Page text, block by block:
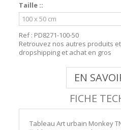
Taille ::
Ref : PD8271-100-50
Retrouvez nos autres produits
dropshipping et achat en gros
EN
FICHE
Tableau Art urbain Monkey